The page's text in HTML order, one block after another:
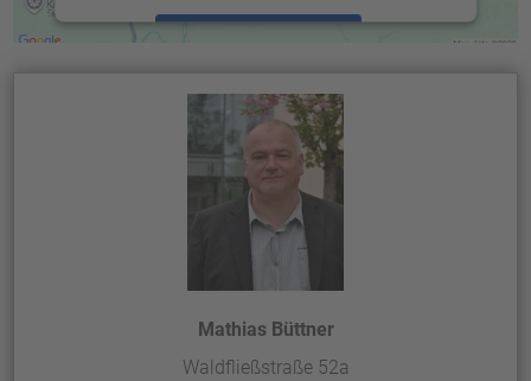
Management Platform&eRecht24
Mathias Büttner
Waldfließstraße 52a